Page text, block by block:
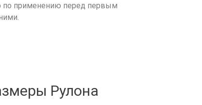
по применению перед первым
Рулона